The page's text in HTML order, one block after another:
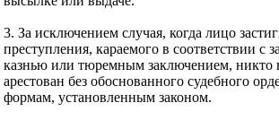
3. За исключением случая, когда лицо
преступления, караемого в соответствии с
казнью или тюремным заключением, никто
арестован без обоснованного судебного
формам, установленным законом.